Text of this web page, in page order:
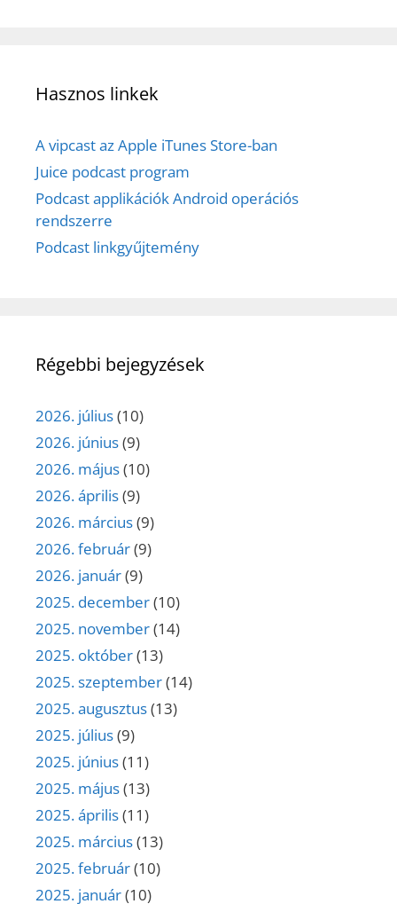
Hasznos linkek
A vipcast az Apple iTunes Store-ban
Juice podcast program
Podcast applikációk Android operációs
rendszerre
Podcast linkgyűjtemény
Régebbi bejegyzések
2026. július(10)
2026. június(9)
2026. május(10)
2026. április(9)
2026. március(9)
2026. február(9)
2026. január(9)
2025. december(10)
2025. november(14)
2025. október(13)
2025. szeptember(14)
2025. augusztus(13)
2025. július(9)
2025. június(11)
2025. május(13)
2025. április(11)
2025. március(13)
2025. február(10)
2025. január(10)